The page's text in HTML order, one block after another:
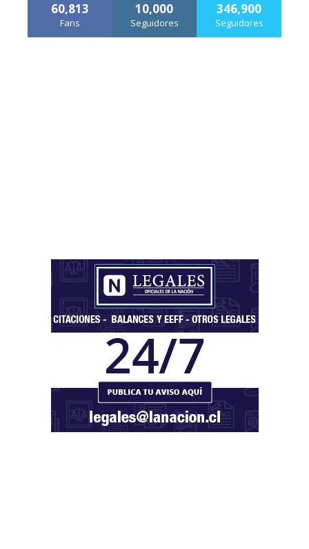
60,813
Fans
10,000
Seguidores
346,900
Seguidores